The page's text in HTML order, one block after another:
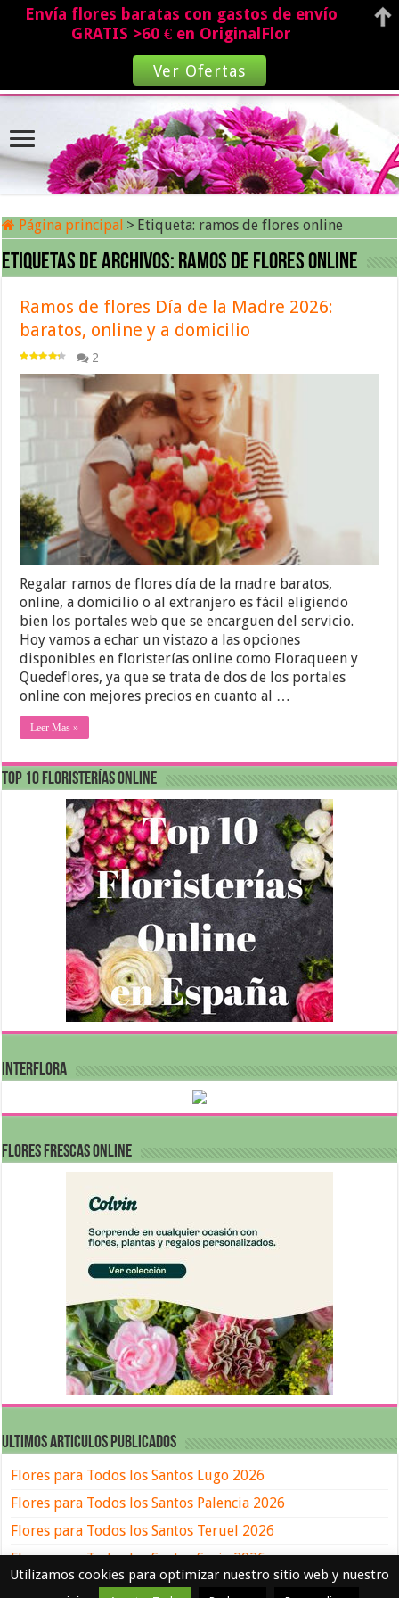
Página principal > Etiqueta: ramos de flores online
Etiquetas de archivos: ramos de flores online
Ramos de flores Día de la Madre 2026:
baratos, online y a domicilio
2
Regalar ramos de flores día de la madre baratos,
online, a domicilio o al extranjero es fácil eligiendo
bien los portales web que se encarguen del servicio.
Hoy vamos a echar un vistazo a las opciones
disponibles en floristerías online como Floraqueen y
Quedeflores, ya que se trata de dos de los portales
online con mejores precios en cuanto al …
Leer Mas »
Top 10 Floristerías Online
INTERFLORA
FLORES FRESCAS ONLINE
ULTIMOS ARTICULOS PUBLICADOS
Flores para Todos los Santos Lugo 2026
Flores para Todos los Santos Palencia 2026
Flores para Todos los Santos Teruel 2026
Flores para Todos los Santos Soria 2026
Flores para Todos los Santos Ávila 2026
Utilizamos cookies para optimizar nuestro sitio web y nuestro
Envía flores baratas con gastos de envío
GRATIS >60 € en OriginalFlor
Ver Ofertas